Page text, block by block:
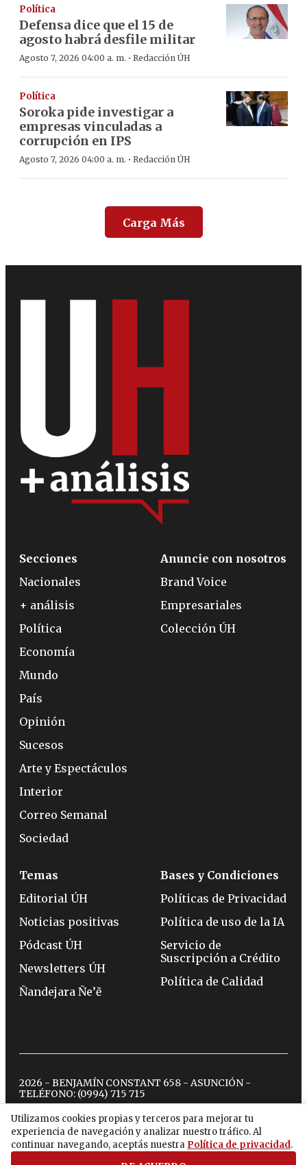
Política
Defensa dice que el 15 de
agosto habrá desfile militar
Agosto 7, 2026 04:00 a. m. · Redacción ÚH
Política
Soroka pide investigar a
empresas vinculadas a
corrupción en IPS
Agosto 7, 2026 04:00 a. m. · Redacción ÚH
Carga Más
Utilizamos cookies propias y terceros para mejorar tu
experiencia de navegación y analizar nuestro tráfico. Al
continuar navegando, aceptás nuestra Política de privacidad.
Secciones
Nacionales
+ análisis
Política
Economía
Mundo
País
Opinión
Sucesos
Arte y Espectáculos
Interior
Correo Semanal
Sociedad
Anuncie con nosotros
Brand Voice
Empresariales
Colección ÚH
Temas
Editorial ÚH
Noticias positivas
Pódcast ÚH
Newsletters ÚH
Ñandejara Ñe’ẽ
Bases y Condiciones
Políticas de Privacidad
Política de uso de la IA
Servicio de
Suscripción a Crédito
Política de Calidad
2026 - BENJAMÍN CONSTANT 658 - ASUNCIÓN -
TELÉFONO: (0994) 715 715
twitterinstagram
facebook
tiktokyoutubespotify